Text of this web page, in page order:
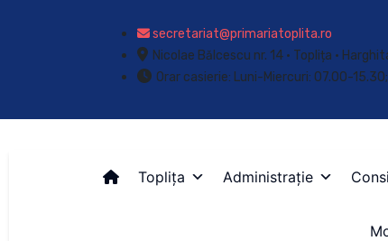
secretariat@primariatoplita.ro
Nicolae Bălcescu nr. 14 • Toplița •
Orar casierie: Luni-Miercuri: 07.00-
Toplița Administrație